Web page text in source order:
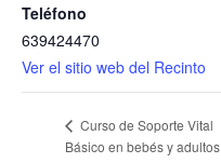
Teléfono
639424470
Ver el sitio web del Recinto
Curso de Soporte Vital
Básico en bebés y adultos